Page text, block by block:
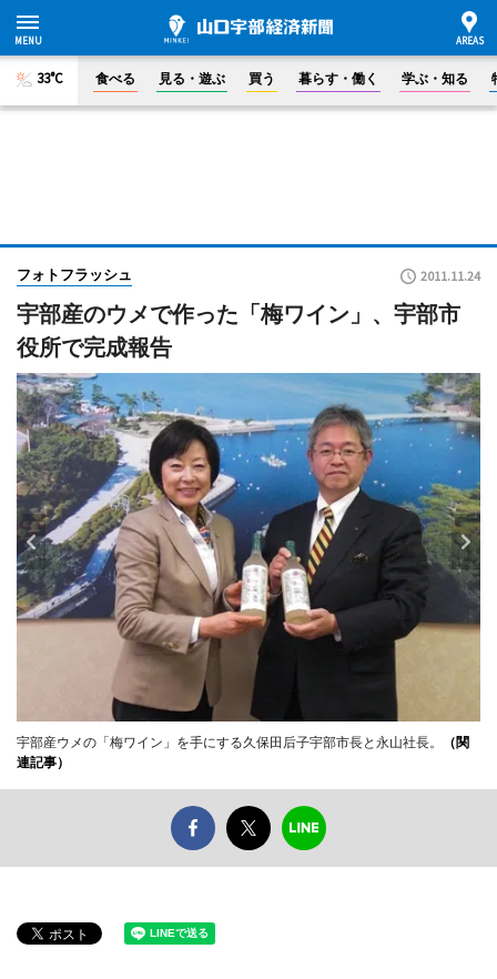
33°C 食べる 見る・遊ぶ 買う 暮らす・働く 学ぶ・知る
フォトフラッシュ 2011.11.24
宇部産のウメで作った「梅ワイン」、宇部市
役所で完成報告
宇部産ウメの「梅ワイン」を手にする久保田后子宇部市長と永山社長。
（関
連記事）